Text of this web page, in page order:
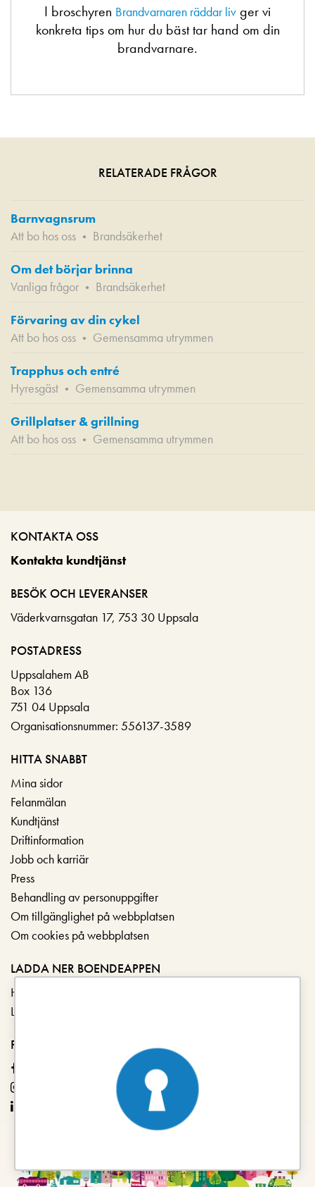
I broschyren Brandvarnaren räddar liv ger vi
konkreta tips om hur du bäst tar hand om din
brandvarnare.
RELATERADE FRÅGOR
Barnvagnsrum
Att bo hos oss • Brandsäkerhet
Om det börjar brinna
Vanliga frågor • Brandsäkerhet
Förvaring av din cykel
Att bo hos oss • Gemensamma utrymmen
Trapphus och entré
Hyresgäst • Gemensamma utrymmen
Grillplatser & grillning
Att bo hos oss • Gemensamma utrymmen
KONTAKTA OSS
Kontakta kundtjänst
BESÖK OCH LEVERANSER
Väderkvarnsgatan 17, 753 30 Uppsala
POSTADRESS
Uppsalahem AB
Box 136
751 04 Uppsala
Organisationsnummer: 556137-3589
HITTA SNABBT
Mina sidor
Felanmälan
Kundtjänst
Driftinformation
Jobb och karriär
Press
Behandling av personuppgifter
Om tillgänglighet på webbplatsen
Om cookies på webbplatsen
LADDA NER BOENDEAPPEN
Hämta i App Store
Ladda ner på Google Play
FÖLJ OSS